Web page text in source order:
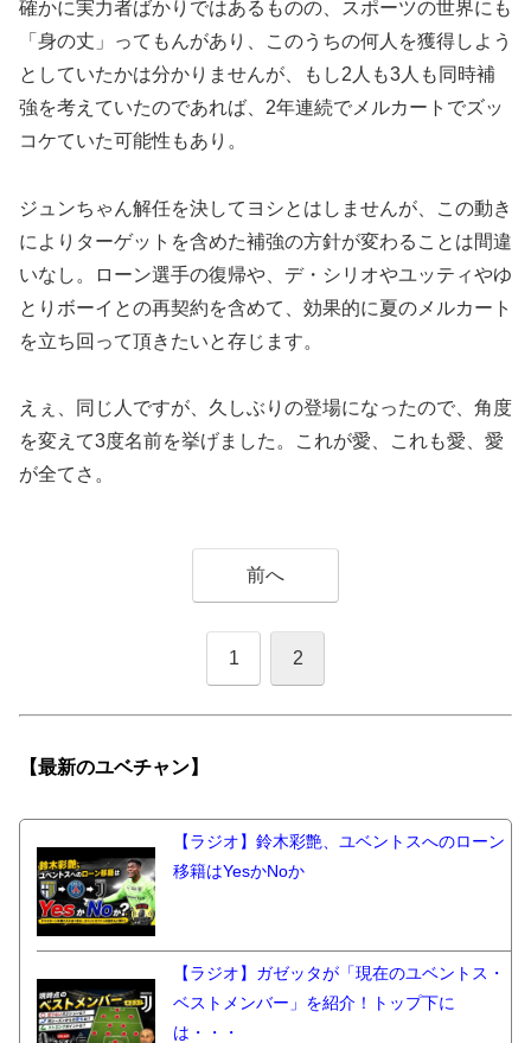
確かに実力者ばかりではあるものの、スポーツの世界にも
「身の丈」ってもんがあり、このうちの何人を獲得しよう
としていたかは分かりませんが、もし2人も3人も同時補
強を考えていたのであれば、2年連続でメルカートでズッ
コケていた可能性もあり。
ジュンちゃん解任を決してヨシとはしませんが、この動き
によりターゲットを含めた補強の方針が変わることは間違
いなし。ローン選手の復帰や、デ・シリオやユッティやゆ
とりボーイとの再契約を含めて、効果的に夏のメルカート
を立ち回って頂きたいと存じます。
えぇ、同じ人ですが、久しぶりの登場になったので、角度
を変えて3度名前を挙げました。これが愛、これも愛、愛
が全てさ。
前へ
1 2
【最新のユベチャン】
【ラジオ】鈴木彩艶、ユベントスへのローン
移籍はYesかNoか
【ラジオ】ガゼッタが「現在のユベントス・
ベストメンバー」を紹介！トップ下に
は・・・